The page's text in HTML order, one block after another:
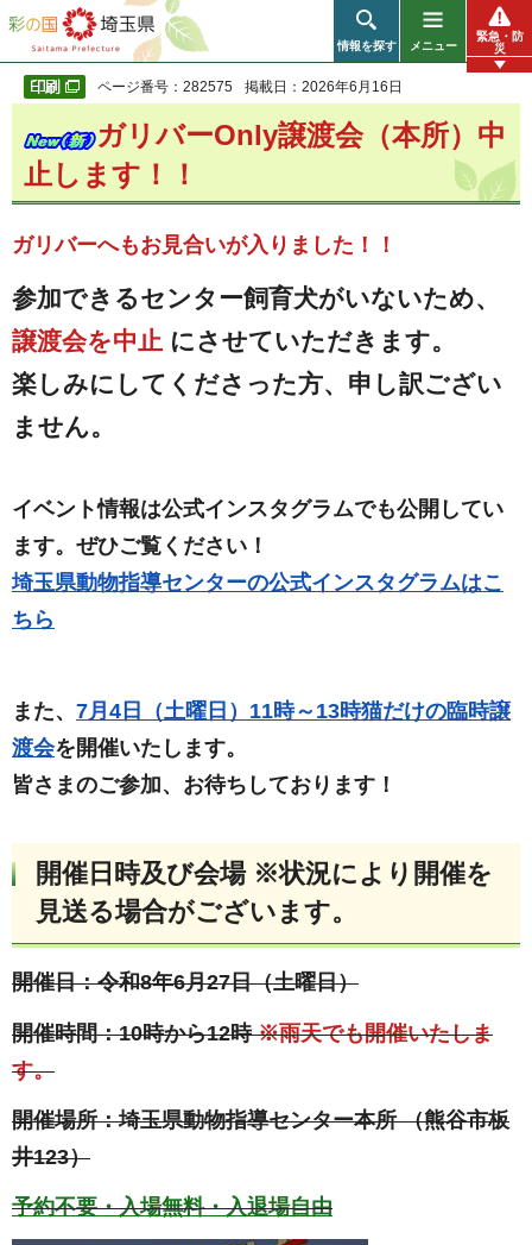
彩の国 埼玉県
情報を探す メニュー
緊急・防
災
ページ番号：282575 掲載日：2026年6月16日
ガリバーOnly譲渡会（本所）中
止します！！
ガリバーへもお見合いが入りました！！
参加できるセンター飼育犬がいないため、
譲渡会を中止 にさせていただきます。
楽しみにしてくださった方、申し訳ござい
ません。
イベント情報は公式インスタグラムでも公開してい
ます。ぜひご覧ください！
埼玉県動物指導センターの公式インスタグラムはこ
ちら
また、 7月4日（土曜日）11時～13時猫だけの臨時譲
渡会を開催いたします。
皆さまのご参加、お待ちしております！
開催日時及び会場 ※状況により開催を
見送る場合がございます。
開催日：令和8年6月27日（土曜日）
開催時間：10時から12時※雨天でも開催いたしま
す。
開催場所：埼玉県動物指導センター本所 （熊谷市板
井123）
予約不要・入場無料・入退場自由